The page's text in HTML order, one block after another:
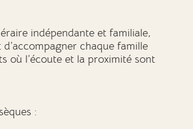
indépendante et familiale,
chaque famille
où l’écoute et la proximité sont
: